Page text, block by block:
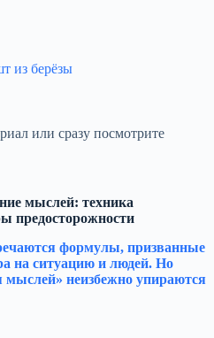
из берёзы
или сразу посмотрите
мыслей: техника
предосторожности
формулы, призванные
на ситуацию и людей. Но
неизбежно упираются